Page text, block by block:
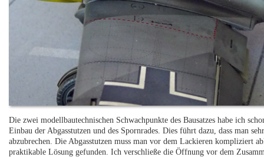
Die zwei modellbautechnischen Schwachpunkte des Bausatzes habe ich
Einbau der Abgasstutzen und des Spornrades. Dies führt dazu, dass man
abzubrechen. Die Abgasstutzen muss man vor dem Lackieren kompliziert
praktikable Lösung gefunden. Ich verschließe die Öffnung vor dem